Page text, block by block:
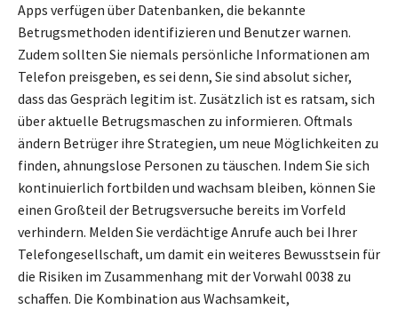
Apps verfügen über Datenbanken, die bekannte
Betrugsmethoden identifizieren und Benutzer warnen.
Zudem sollten Sie niemals persönliche Informationen am
Telefon preisgeben, es sei denn, Sie sind absolut sicher,
dass das Gespräch legitim ist. Zusätzlich ist es ratsam, sich
über aktuelle Betrugsmaschen zu informieren. Oftmals
ändern Betrüger ihre Strategien, um neue Möglichkeiten zu
finden, ahnungslose Personen zu täuschen. Indem Sie sich
kontinuierlich fortbilden und wachsam bleiben, können Sie
einen Großteil der Betrugsversuche bereits im Vorfeld
verhindern. Melden Sie verdächtige Anrufe auch bei Ihrer
Telefongesellschaft, um damit ein weiteres Bewusstsein für
die Risiken im Zusammenhang mit der Vorwahl 0038 zu
schaffen. Die Kombination aus Wachsamkeit,